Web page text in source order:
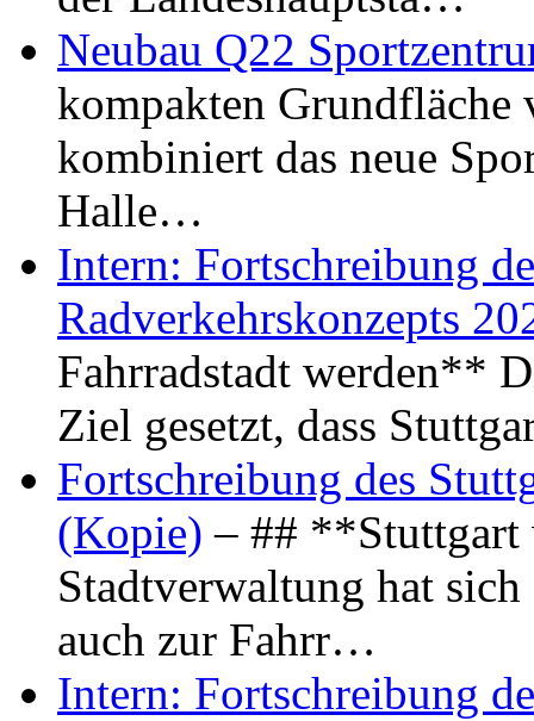
Neubau Q22
kompakten Grundfläche
kombiniert das neue
Halle…
Intern: Fortschreibung
Radverkehrskonzepts
Fahrradstadt werden**
Ziel gesetzt, dass
Fortschreibung des
(Kopie) – ## **Stuttgart
Stadtverwaltung hat
auch zur Fahrr…
Intern: Fortschreibung